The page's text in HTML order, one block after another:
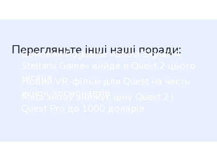
Перегляньте інші наші поради:
Бойовик Roguelite «Ghost Signal: A